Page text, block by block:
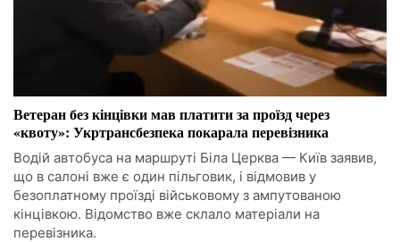
Ветеран без кінцівки мав платити за проїзд через
«квоту»: Укртрансбезпека покарала перевізника
Водій автобуса на маршруті Біла Церква — Київ заявив,
що в салоні вже є один пільговик, і відмовив у
безоплатному проїзді військовому з ампутованою
кінцівкою. Відомство вже склало матеріали на
перевізника.